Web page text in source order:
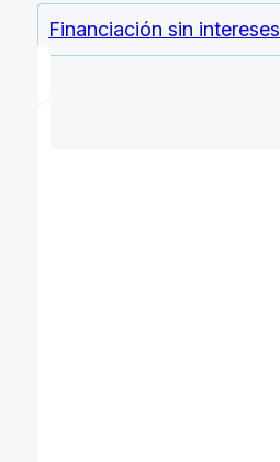
Financiación sin intereses